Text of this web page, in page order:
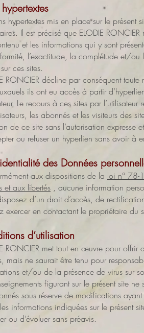
hypertextes mis en place sur le présent
Il est précisé que ELODIE
et les informations qui y sont
l’exactitude, la complétude et/
ces sites.
RONCIER décline par conséquent
ils ont eu accès à partir
Le recours à ces sites par
les abonnés et les visiteurs des
de ce site sans l’autorisation expresse
ou refuser un hyperlien sans avoir à
des Données
aux dispositions de la loi n° 78-
et aux libertés , aucune information
d’un droit d’accès, de
exercer en contactant le propriétaire
d’utilisation
RONCIER met tout en œuvre pour
mais ne saurait être tenu pour
et/ou de la présence de virus sur
figurant sur le présent site
sous réserve de modifications
informations indiquées sur le présent
ou d’évoluer sans préavis.